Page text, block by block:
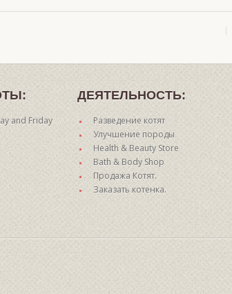
and Friday
ДЕЯТЕЛЬНОСТЬ:
Разведение котят
Улучшение породы
Health & Beauty Store
Bath & Body Shop
Продажа Котят.
Заказать котенка.